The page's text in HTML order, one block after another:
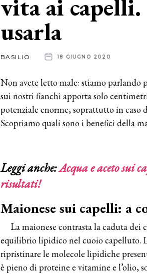
vita ai capelli.
usarla
BASILIO 18 GIUGNO 2020
Non avete letto male: stiamo parlando
sui nostri fianchi apporta solo
potenziale enorme, soprattutto in
Scopriamo quali sono i benefici della
Leggi anche:Acqua e aceto sui
risultati!
Maionese sui capelli: a
La maionese contrasta la caduta dei
equilibrio lipidico nel cuoio capelluto.
ripristinare le molecole lipidiche
è pieno di proteine e vitamine e l’olio,